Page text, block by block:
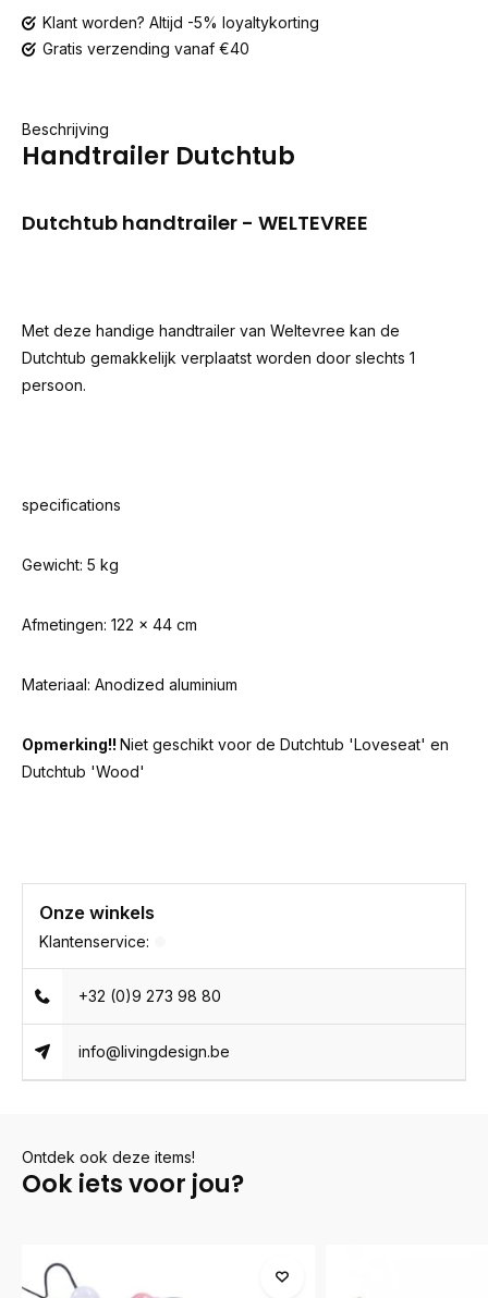
Klant worden? Altijd -5% loyaltykorting
Gratis verzending vanaf €40
Beschrijving
Handtrailer Dutchtub
Dutchtub handtrailer - WELTEVREE
Met deze handige handtrailer van Weltevree kan de
Dutchtub gemakkelijk verplaatst worden door slechts 1
persoon.
specifications
Gewicht: 5 kg
Afmetingen: 122 x 44 cm
Materiaal: Anodized aluminium
Opmerking!! Niet geschikt voor de Dutchtub 'Loveseat' en
Dutchtub 'Wood'
Onze winkels
Klantenservice:
+32 (0)9 273 98 80
info@livingdesign.be
Ontdek ook deze items!
Ook iets voor jou?